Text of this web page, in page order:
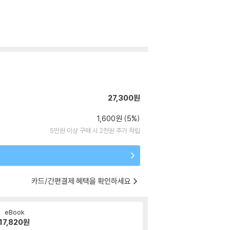
27,300원
1,600원 (5%)
5만원 이상 구매 시 2천원 추가 적립
카드/간편결제 혜택을 확인하세요
eBook
원